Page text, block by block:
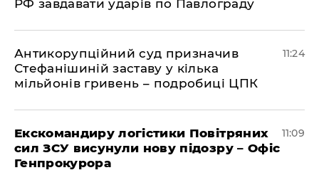
РФ завдавати ударів по Павлограду
Антикорупційний суд призначив
Стефанішиній заставу у кілька
мільйонів гривень – подробиці ЦПК
11:24
Екскомандиру логістики Повітряних
сил ЗСУ висунули нову підозру – Офіс
Генпрокурора
11:09